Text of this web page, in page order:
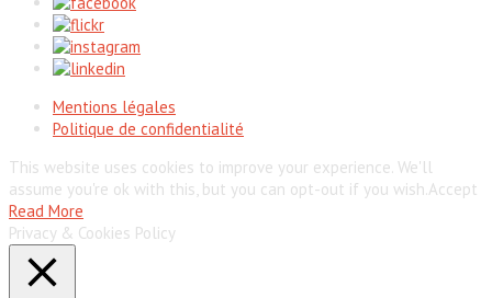
Mentions légales
Politique de confidentialité
This website uses cookies to improve your experience. We'll
assume you're ok with this, but you can opt-out if you wish. Accept
Read More
Privacy & Cookies Policy